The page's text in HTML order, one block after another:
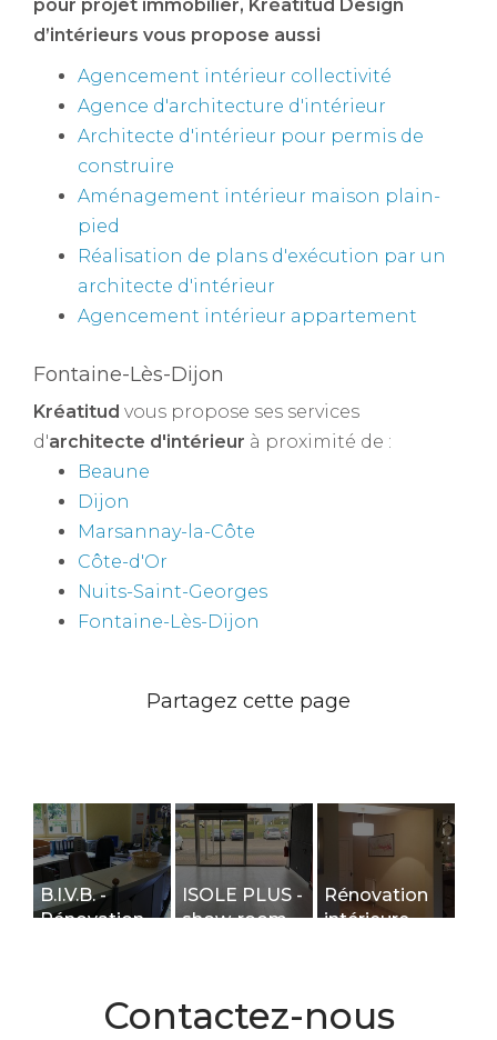
pour projet immobilier, Kréatitud Design
d’intérieurs vous propose aussi
Agencement intérieur collectivité
Agence d'architecture d'intérieur
Architecte d'intérieur pour permis de
construire
Aménagement intérieur maison plain-
pied
Réalisation de plans d'exécution par un
architecte d'intérieur
Agencement intérieur appartement
Fontaine-Lès-Dijon
Kréatitud vous propose ses services
d'architecte d'intérieur à proximité de :
Beaune
Dijon
Marsannay-la-Côte
Côte-d'Or
Nuits-Saint-Georges
Fontaine-Lès-Dijon
B.I.V.B. -
Rénovation
ISOLE PLUS -
show-room
de
Rénovation
intérieure
Contactez-nous